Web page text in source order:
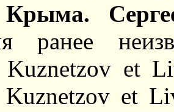
Крыма.
ранее
Kuznetzov et
Kuznetzov et